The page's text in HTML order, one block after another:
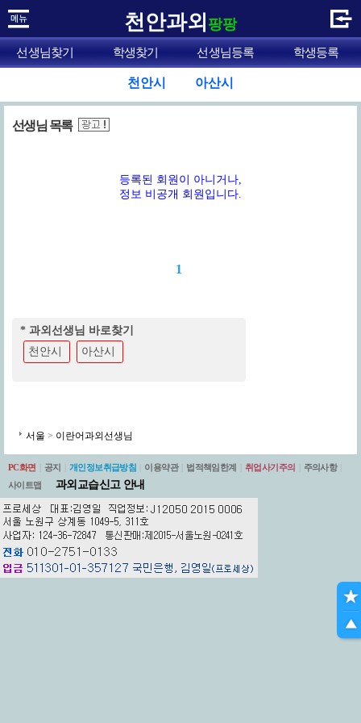
천안과외 팡팡
선생님찾기 학생찾기 선생님등록 학생등록
천안시 아산시
선생님 목록
등록된 회원이 아니거나,
정보 비공개 회원입니다.
1
* 과외선생님 바로찾기
천안시
아산시
서울 > 이란어과외선생님
PC화면 공지 개인정보취급방침 이용약관 법적책임한계 취업사기주의 주의사항
사이트맵
과외교습신고 안내